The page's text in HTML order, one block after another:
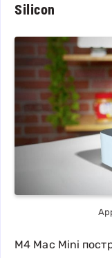
Silicon
M4 Mac Mini